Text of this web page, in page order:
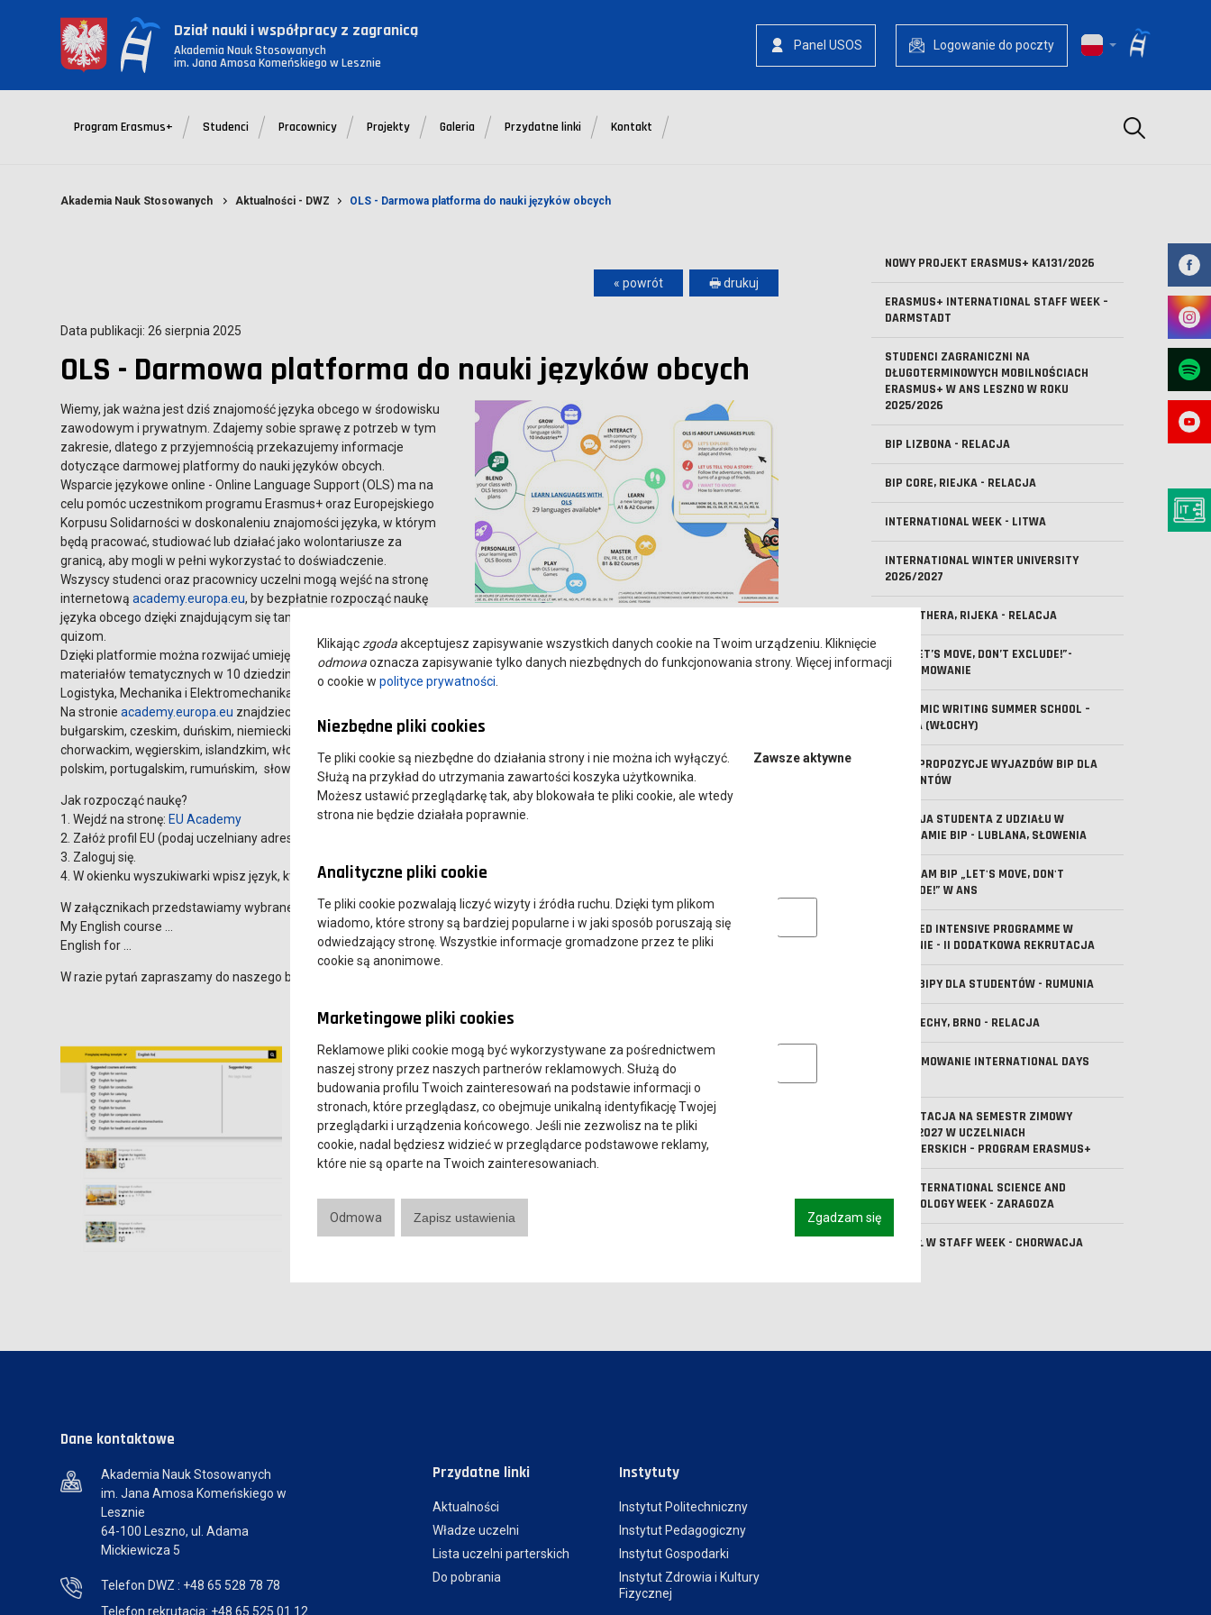
Dział nauki i współpracy z zagranicą
Akademia Nauk Stosowanych
im. Jana Amosa Komeńskiego w Lesznie
Panel USOS Logowanie do poczty
Program Erasmus+ Studenci Pracownicy Projekty Galeria Przydatne linki Kontakt Szukaj
Akademia Nauk Stosowanych Aktualności - DWZ OLS - Darmowa platforma do nauki języków obcych
NOWY PROJEKT ERASMUS+ KA131/2026
ERASMUS+ INTERNATIONAL STAFF WEEK –
DARMSTADT
STUDENCI ZAGRANICZNI NA
DŁUGOTERMINOWYCH MOBILNOŚCIACH
ERASMUS+ W ANS LESZNO W ROKU
2025/2026
BIP LIZBONA - RELACJA
BIP CORE, RIEJKA - RELACJA
INTERNATIONAL WEEK - LITWA
INTERNATIONAL WINTER UNIVERSITY
2026/2027
BIP M-THERA, RIJEKA - RELACJA
BIP „LET’S MOVE, DON’T EXCLUDE!”-
PODSUMOWANIE
ACADEMIC WRITING SUMMER SCHOOL –
PARMA (WŁOCHY)
NOWE PROPOZYCJE WYJAZDÓW BIP DLA
STUDENTÓW
RELACJA STUDENTA Z UDZIAŁU W
PROGRAMIE BIP - LUBLANA, SŁOWENIA
PROGRAM BIP „LET'S MOVE, DON'T
EXCLUDE!” W ANS
BLENDED INTENSIVE PROGRAMME W
LIZBONIE - II DODATKOWA REKRUTACJA
NOWE BIPY DLA STUDENTÓW - RUMUNIA
BIP CZECHY, BRNO - RELACJA
PODSUMOWANIE INTERNATIONAL DAYS
REKRUTACJA NA SEMESTR ZIMOWY
2026/2027 W UCZELNIACH
PARTNERSKICH – PROGRAM ERASMUS+
8TH INTERNATIONAL SCIENCE AND
TECHNOLOGY WEEK - ZARAGOZA
UDZIAŁ W STAFF WEEK - CHORWACJA
« powrót 🖶 drukuj
Data publikacji: 26 sierpnia 2025
OLS - Darmowa platforma do nauki języków obcych
Wiemy, jak ważna jest dziś znajomość języka obcego w środowisku
zawodowym i prywatnym. Zdajemy sobie sprawę z potrzeb w tym
zakresie, dlatego z przyjemnością przekazujemy informacje
dotyczące darmowej platformy do nauki języków obcych.
Wsparcie językowe online - Online Language Support (OLS) ma na
celu pomóc uczestnikom programu Erasmus+ oraz Europejskiego
Korpusu Solidarności w doskonaleniu znajomości języka, w którym
będą pracować, studiować lub działać jako wolontariusze za
granicą, aby mogli w pełni wykorzystać to doświadczenie.
Wszyscy studenci oraz pracownicy uczelni mogą wejść na stronę
internetowąacademy.europa.eu, by bezpłatnie rozpocząć naukę
języka obcego dzięki znajdującym się tam materiałom wideo oraz
quizom.
Dzięki platformie można rozwijać umiejętności językowe podczas kursów na poziomach od A1 do B2 oraz korzystając z
materiałów tematycznych w 10 dziedzinach (Rolnictwo, Gastronomia, Budownictwo, Informatyka, Projektowanie Graficzne,
Logistyka, Mechanika i Elektromechanika, Fryzjerstwo i Kosmetyka, Opieka Zdrowotna i Społeczna, Turystyka).
Na stronieacademy.europa.eu znajdziecie Państwo ponad 30 godzin materiałów edukacyjnych dostępnych w językach:
bułgarskim, czeskim, duńskim, niemiecki, greckim, angielskim, hiszpańskim, estońskim, fińskim, francuskim, irlandzkim,
chorwackim, węgierskim, islandzkim, włoskim, łotewskim, litewskim, macedońskim, maltańskim, niderlandzkim, norweskim,
polskim, portugalskim, rumuńskim, słowackim, słoweńskim, szwedzkim i tureckim.
Jak rozpocząć naukę?
1. Wejdź na stronę: EU Academy
2. Załóż profil EU (podaj uczelniany adres e-mail).
3. Zaloguj się.
4. W okienku wyszukiwarki wpisz język, którego chcesz się uczyć, np. English, Spanish/Español, German/Deutsch ...
W załącznikach przedstawiamy wybrane frazy wyszukiwane przez osoby zainteresowane nauką języka angielskiego:
My English course ...
English for ...
W razie pytań zapraszamy do naszego biura DWZ (pokój 114 lub 115)
Dane kontaktowe
Akademia Nauk Stosowanych
im. Jana Amosa Komeńskiego w
Lesznie
64-100 Leszno, ul. Adama
Mickiewicza 5
Telefon DWZ : +48 65 528 78 78
Telefon rekrutacja: +48 65 525 01 12
Przydatne linki
Aktualności
Władze uczelni
Lista uczelni parterskich
Do pobrania
Instytuty
Instytut Politechniczny
Instytut Pedagogiczny
Instytut Gospodarki
Instytut Zdrowia i Kultury
Fizycznej
Klikając zgodaakceptujesz zapisywanie wszystkich danych cookie na Twoim urządzeniu. Kliknięcie
odmowaoznacza zapisywanie tylko danych niezbędnych do funkcjonowania strony. Więcej informacji
o cookie w polityce prywatności
Niezbędne pliki cookies
Te pliki cookie są niezbędne do działania strony i nie można ich wyłączyć.
Służą na przykład do utrzymania zawartości koszyka użytkownika.
Możesz ustawić przeglądarkę tak, aby blokowała te pliki cookie, ale wtedy
strona nie będzie działała poprawnie.
Zawsze aktywne
Analityczne pliki cookie
Te pliki cookie pozwalają liczyć wizyty i źródła ruchu. Dzięki tym plikom
wiadomo, które strony są bardziej popularne i w jaki sposób poruszają się
odwiedzający stronę. Wszystkie informacje gromadzone przez te pliki
cookie są anonimowe.
Analityczne pliki cookie
Marketingowe pliki cookies
Reklamowe pliki cookie mogą być wykorzystywane za pośrednictwem
naszej strony przez naszych partnerów reklamowych. Służą do
budowania profilu Twoich zainteresowań na podstawie informacji o
stronach, które przeglądasz, co obejmuje unikalną identyfikację Twojej
przeglądarki i urządzenia końcowego. Jeśli nie zezwolisz na te pliki
cookie, nadal będziesz widzieć w przeglądarce podstawowe reklamy,
które nie są oparte na Twoich zainteresowaniach.
Marketingowe pliki cookies
Odmowa Zapisz ustawienia Zgadzam się